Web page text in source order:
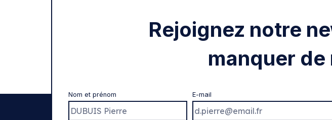
Rejoignez notre
manquer
Nom et prénom E-mail